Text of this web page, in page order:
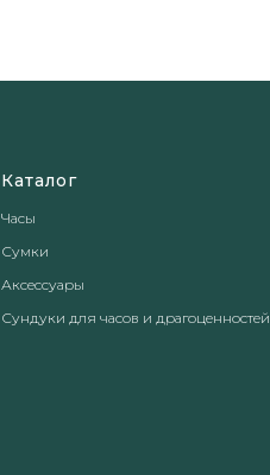
Каталог
Часы
Сумки
Аксессуары
Сундуки для часов и драгоценностей